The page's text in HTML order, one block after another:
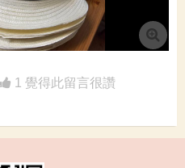
1 覺得此留言很讚